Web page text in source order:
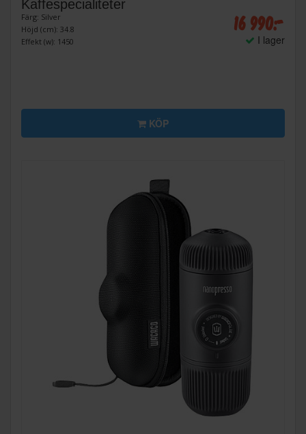
Kaffespecialiteter
Färg: Silver
Höjd (cm): 34.8
Effekt (w): 1450
16 990:-
I lager
KÖP